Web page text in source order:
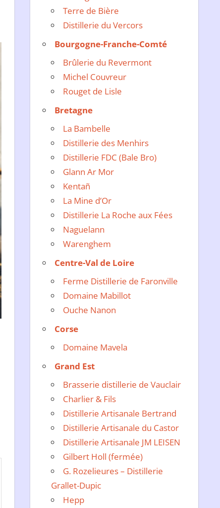
Terre de Bière
Distillerie du Vercors
Bourgogne-Franche-Comté
Brûlerie du Revermont
Michel Couvreur
Rouget de Lisle
Bretagne
La Bambelle
Distillerie des Menhirs
Distillerie FDC (Bale Bro)
Glann Ar Mor
Kentañ
La Mine d’Or
Distillerie La Roche aux Fées
Naguelann
Warenghem
Centre-Val de Loire
Ferme Distillerie de Faronville
Domaine Mabillot
Ouche Nanon
Corse
Domaine Mavela
Grand Est
Brasserie distillerie de Vauclair
Charlier & Fils
Distillerie Artisanale Bertrand
Distillerie Artisanale du Castor
Distillerie Artisanale JM LEISEN
Gilbert Holl (fermée)
G. Rozelieures – Distillerie
Grallet-Dupic
Hepp